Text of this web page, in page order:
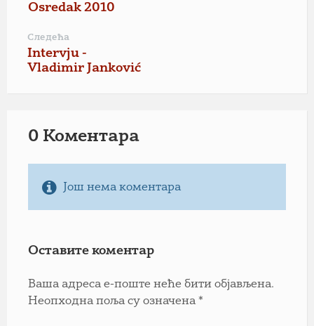
Osredak 2010
Следећа
Intervju -
Vladimir Janković
0 Коментарa
Још нема коментара
Оставите коментар
Ваша адреса е-поште неће бити објављена.
Неопходна поља су означена *